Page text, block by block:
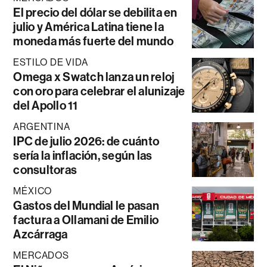
El precio del dólar se debilita en
julio y América Latina tiene la
moneda más fuerte del mundo
ESTILO DE VIDA
Omega x Swatch lanza un reloj
con oro para celebrar el alunizaje
del Apollo 11
ARGENTINA
IPC de julio 2026: de cuánto
sería la inflación, según las
consultoras
MÉXICO
Gastos del Mundial le pasan
factura a Ollamani de Emilio
Azcárraga
MERCADOS